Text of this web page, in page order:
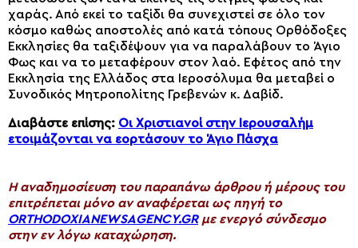
χαράς. Από εκεί το ταξίδι θα συνεχιστεί σε όλο τον
κόσμο καθώς αποστολές από κατά τόπους Ορθόδοξες
Εκκλησίες θα ταξιδέψουν για να παραλάβουν το Άγιο
Φως και να το μεταφέρουν στον λαό. Εφέτος από την
Εκκλησία της Ελλάδος στα Ιεροσόλυμα θα μεταβεί ο
Συνοδικός Μητροπολίτης Γρεβενών κ. Δαβίδ.
Διαβάστε επίσης: Οι Χριστιανοί στην Ιερουσαλήμ
ετοιμάζονται να εορτάσουν το Άγιο Πάσχα
H αναδημοσίευση του παραπάνω άρθρου ή μέρους του
επιτρέπεται μόνο αν αναφέρεται ως πηγή το
ORTHODOXIANEWSAGENCY.GRμε ενεργό σύνδεσμο
στην εν λόγω καταχώρηση.